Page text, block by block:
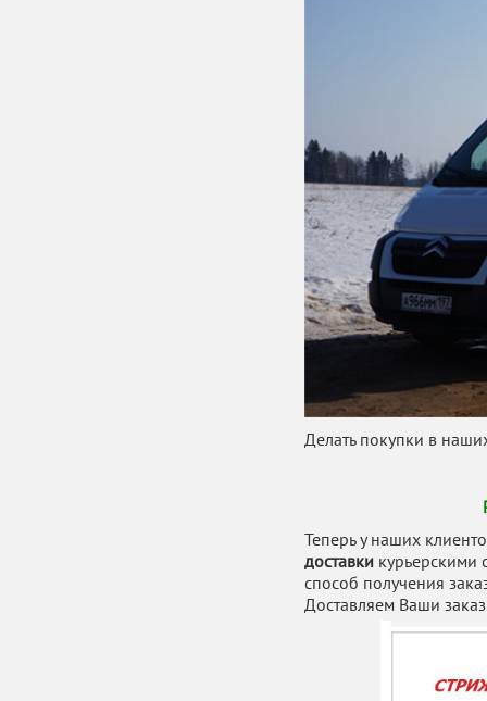
Делать покупки в
Теперь у наших
доставки курьерскими
способ получения
Доставляем Ваши